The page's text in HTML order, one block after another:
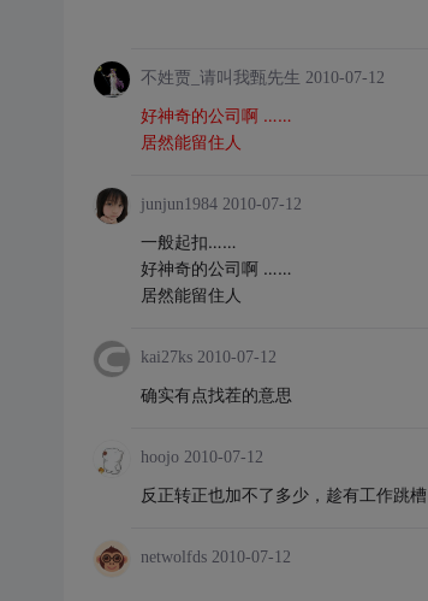
不姓贾_请叫我甄先生 2010-07-12
好神奇的公司啊 ……
居然能留住人
junjun1984 2010-07-12
一般起扣……
好神奇的公司啊 ……
居然能留住人
kai27ks 2010-07-12
确实有点找茬的意思
hoojo 2010-07-12
反正转正也加不了多少，趁有工作跳槽
netwolfds 2010-07-12